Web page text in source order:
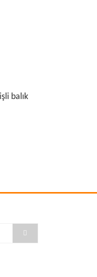
balık